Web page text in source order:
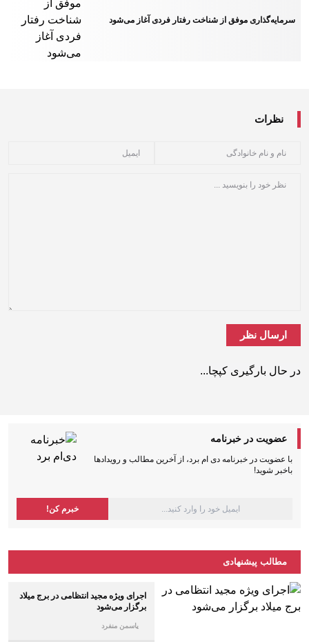
سرمایه‌گذاری موفق از شناخت رفتار فردی آغاز می‌شود
نظرات
در حال بارگیری کپچا...
عضویت در خبرنامه
با عضویت در خبرنامه دی ام برد، از آخرین مطالب و رویدادها
باخبر شوید!
مطالب پیشنهادی
اجرای ویژه مجید انتظامی در برج میلاد
برگزار می‌شود
یاسمن منفرد